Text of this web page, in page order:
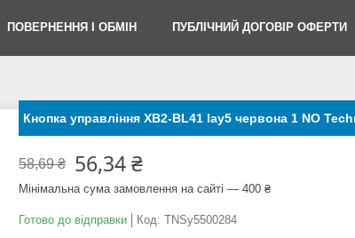
ПОВЕРНЕННЯ І ОБМІН ПУБЛІЧНИЙ ДОГОВІР ОФЕРТИ
Кнопка управління XB2-BL41 lay5 червона 1 NO
58,69 ₴ 56,34 ₴
Мінімальна сума замовлення на сайті — 400 ₴
Готово до відправки Код: TNSy5500284